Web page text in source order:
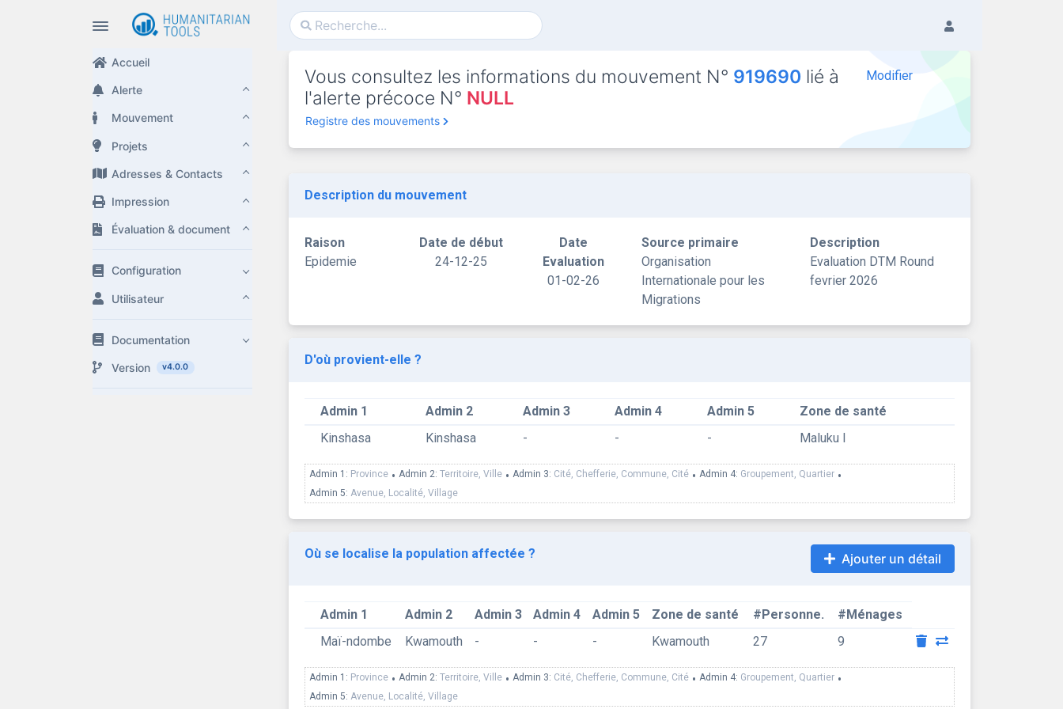
Accueil
Alerte
Mouvement
Projets
Adresses & Contacts
Impression
Évaluation & document
Configuration
Utilisateur
Documentation
Version v4.0.0
Vous consultez les informations du mouvement N° 919690 lié à
l'alerte précoce N° NULL
Registre des mouvements
Modifier
Description du mouvement
Raison
Epidemie
Date de début
24-12-25
Date
Evaluation
01-02-26
Source primaire
Organisation
Internationale pour les
Migrations
Description
Evaluation DTM Round
fevrier 2026
D'où provient-elle ?
Admin 1 Admin 2 Admin 3 Admin 4 Admin 5
Zone de santé
Kinshasa
Kinshasa - - - Maluku I
Admin 1: Province • Admin 2: Territoire, Ville • Admin 3: Cité, Chefferie, Commune, Cité • Admin 4: Groupement, Quartier •
Admin 5: Avenue, Localité, Village
Où se localise la population affectée ? Ajouter un détail
Admin 1 Admin 2 Admin 3 Admin 4 Admin 5 Zone de santé #Personne.
#Ménages
Maï-ndombe
Kwamouth - - - Kwamouth 27 9
Admin 1: Province • Admin 2: Territoire, Ville • Admin 3: Cité, Chefferie, Commune, Cité • Admin 4: Groupement, Quartier •
Admin 5: Avenue, Localité, Village